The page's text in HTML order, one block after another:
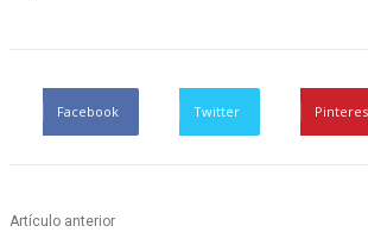
Facebook Twitter
Artículo anterior